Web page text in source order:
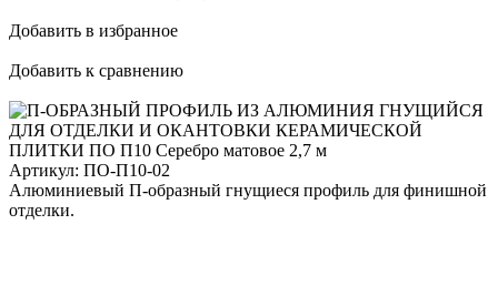
Добавить в избранное
Добавить к сравнению
Артикул: ПО-П10-02
Алюминиевый П-образный гнущиеся профиль для финишной
отделки.